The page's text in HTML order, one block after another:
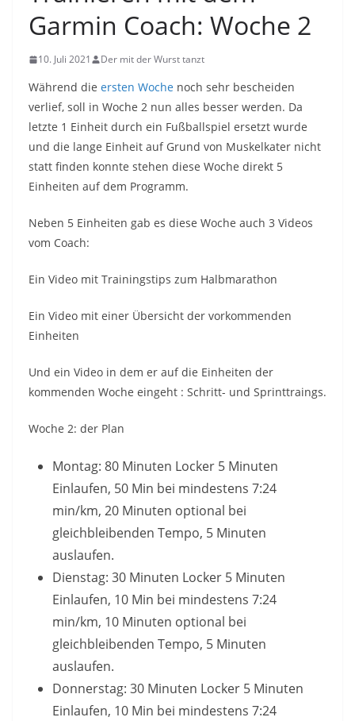
Garmin Coach: Woche 2
10. Juli 2021 Der mit der Wurst tanzt
Während die ersten Woche noch sehr bescheiden
verlief, soll in Woche 2 nun alles besser werden. Da
letzte 1 Einheit durch ein Fußballspiel ersetzt wurde
und die lange Einheit auf Grund von Muskelkater nicht
statt finden konnte stehen diese Woche direkt 5
Einheiten auf dem Programm.
Neben 5 Einheiten gab es diese Woche auch 3 Videos
vom Coach:
Ein Video mit Trainingstips zum Halbmarathon
Ein Video mit einer Übersicht der vorkommenden
Einheiten
Und ein Video in dem er auf die Einheiten der
kommenden Woche eingeht : Schritt- und Sprinttraings.
Woche 2: der Plan
Montag: 80 Minuten Locker 5 Minuten
Einlaufen, 50 Min bei mindestens 7:24
min/km, 20 Minuten optional bei
gleichbleibenden Tempo, 5 Minuten
auslaufen.
Dienstag: 30 Minuten Locker 5 Minuten
Einlaufen, 10 Min bei mindestens 7:24
min/km, 10 Minuten optional bei
gleichbleibenden Tempo, 5 Minuten
auslaufen.
Donnerstag: 30 Minuten Locker 5 Minuten
Einlaufen, 10 Min bei mindestens 7:24